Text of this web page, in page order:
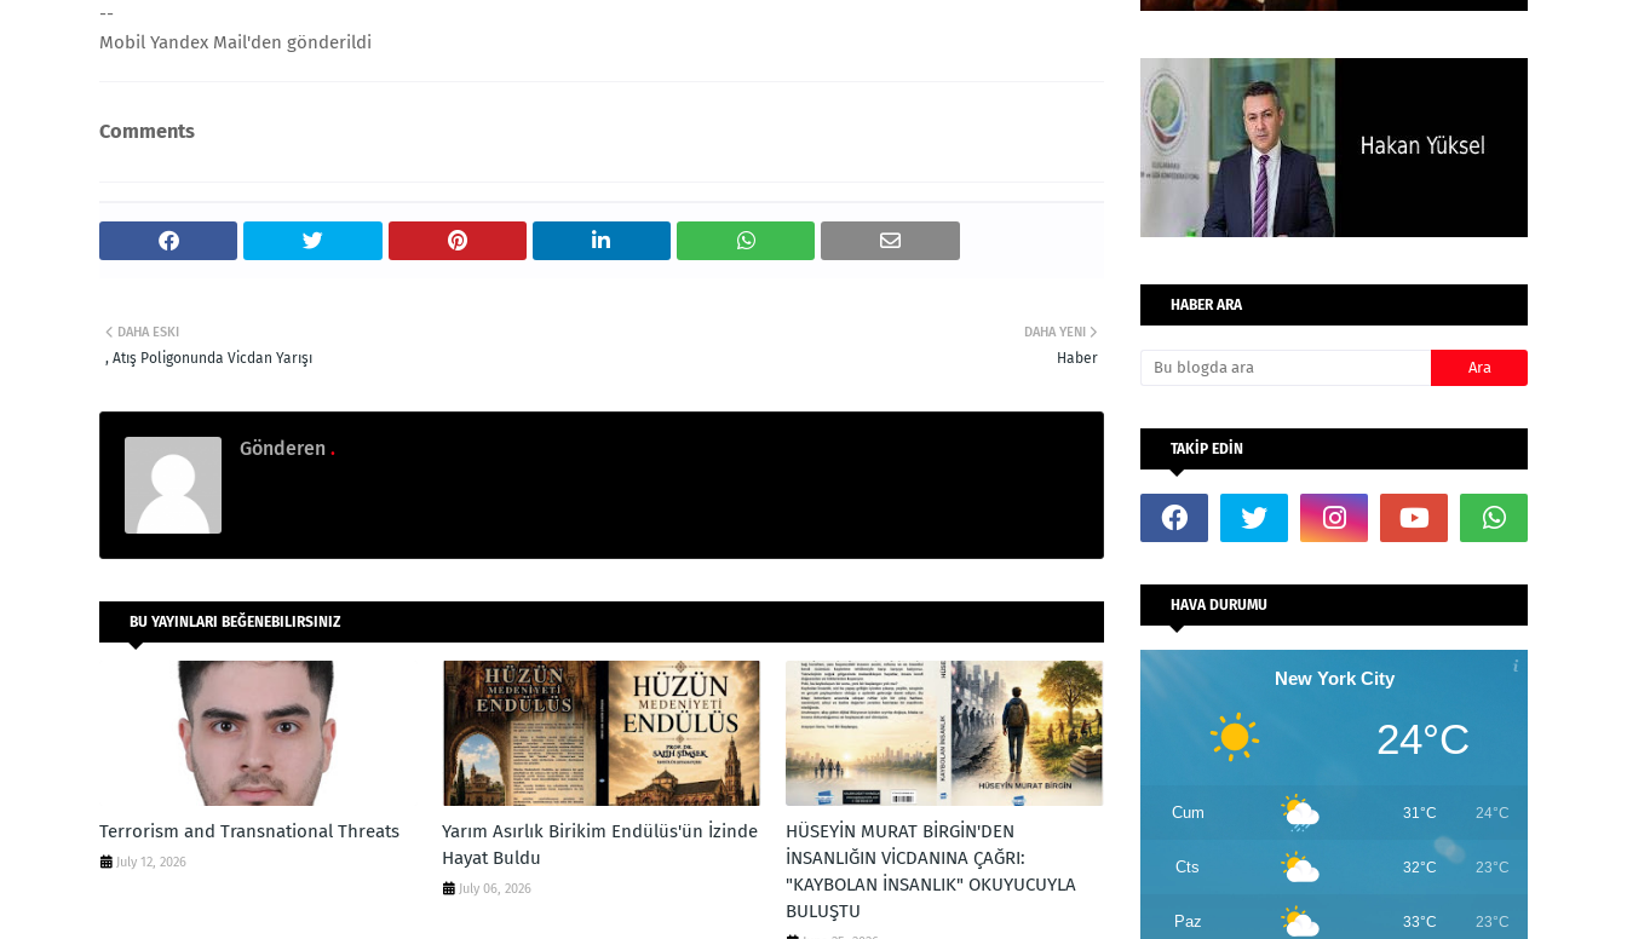
--
Mobil Yandex Mail'den gönderildi
Comments
DAHA YENI
Haber
DAHA ESKI
, Atış Poligonunda Vicdan Yarışı
Gönderen .
BU YAYINLARI BEĞENEBILIRSINIZ
Terrorism and Transnational Threats
July 12, 2026
Yarım Asırlık Birikim Endülüs'ün İzinde
Hayat Buldu
July 06, 2026
HÜSEYİN MURAT BİRGİN'DEN
İNSANLIĞIN VİCDANINA ÇAĞRI:
"KAYBOLAN İNSANLIK" OKUYUCUYLA
BULUŞTU
HABER ARA
TAKİP EDİN
HAVA DURUMU
New York City
24°C
Cum 31°C 24°C
Cts 32°C 23°C
Paz 33°C 23°C